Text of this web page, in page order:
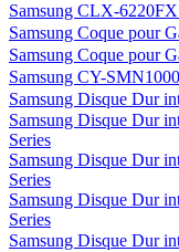
Samsung CLX-
Samsung Coque pour
Samsung Coque pour
Samsung CY-
Samsung Disque Dur
Samsung Disque Dur
Series
Samsung Disque Dur
Series
Samsung Disque Dur
Series
Samsung Disque Dur